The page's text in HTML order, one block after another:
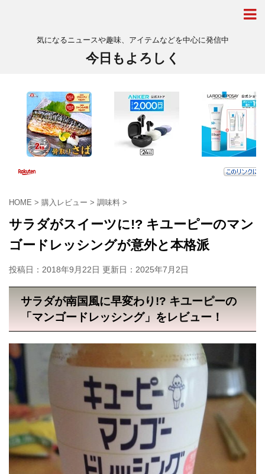
気になるニュースや趣味、アイテムなどを中心に発信中
今日もよろしく
HOME > 購入レビュー > 調味料 >
サラダがスイーツに!? キユーピーのマン
ゴードレッシングが意外と本格派
投稿日：2018年9月22日 更新日： 2025年7月2日
サラダが南国風に早変わり!? キユーピーの
「マンゴードレッシング」をレビュー！